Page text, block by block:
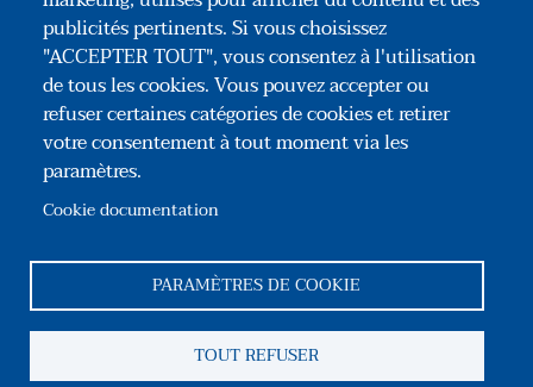
publicités pertinents. Si vous choisissez
"ACCEPTER TOUT", vous consentez à l'utilisation
de tous les cookies. Vous pouvez accepter ou
refuser certaines catégories de cookies et retirer
votre consentement à tout moment via les
paramètres.
Cookie documentation
PARAMÈTRES DE COOKIE
TOUT REFUSER
Association Congrès des Notaires de France
35, rue du Général Foy – 75008 Paris
Reseaux sociaux
ContactMentions légales